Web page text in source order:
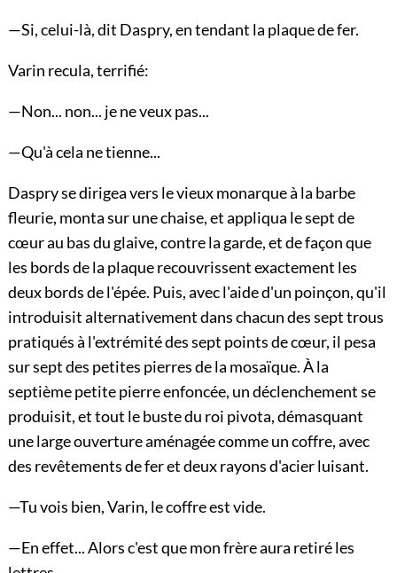
—Si, celui-là, dit Daspry, en tendant la plaque de fer.
Varin recula, terrifié:
—Non... non... je ne veux pas...
—Qu'à cela ne tienne...
Daspry se dirigea vers le vieux monarque à la barbe
fleurie, monta sur une chaise, et appliqua le sept de
cœur au bas du glaive, contre la garde, et de façon que
les bords de la plaque recouvrissent exactement les
deux bords de l'épée. Puis, avec l'aide d'un poinçon, qu'il
introduisit alternativement dans chacun des sept trous
pratiqués à l'extrémité des sept points de cœur, il pesa
sur sept des petites pierres de la mosaïque. À la
septième petite pierre enfoncée, un déclenchement se
produisit, et tout le buste du roi pivota, démasquant
une large ouverture aménagée comme un coffre, avec
des revêtements de fer et deux rayons d'acier luisant.
—Tu vois bien, Varin, le coffre est vide.
—En effet... Alors c'est que mon frère aura retiré les